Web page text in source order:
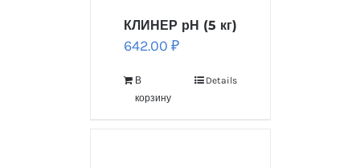
КЛИНЕР рН (5 кг)
642.00 ₽
В
корзину
Details